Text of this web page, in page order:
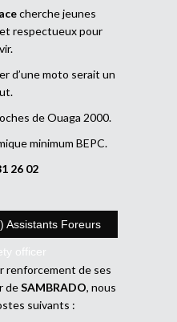
cherche jeunes
respectueux pour
d’une moto serait un
de Ouaga 2000.
minimum BEPC.
26 02
Assistants Foreurs
officer
renforcement de ses
deSAMBRADO, nous
suivants :